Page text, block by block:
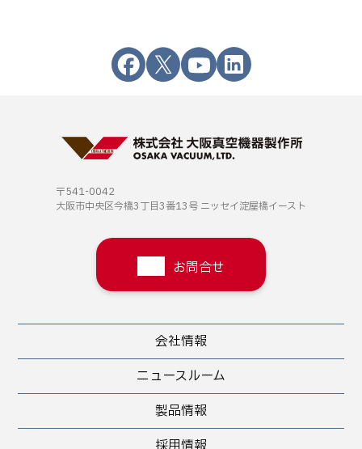
〒541-0042
大阪市中央区今橋3丁目3番13号 ニッセイ淀屋橋イースト
お問合せ
会社情報
ニュースルーム
製品情報